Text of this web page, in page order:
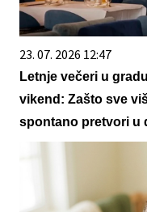
23. 07. 2026 12:47
Letnje večeri u
vikend: Zašto sve
spontano pretvori u